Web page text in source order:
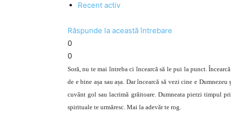
Recent activ
Răspunde la această întrebare
0
0
Soră, nu te mai întreba ci încearcă să le pui la punct.
de e bine așa sau așa. Dar încearcă să vezi cine e
cuvânt gol sau lacrimă grăitoare. Dumneata pierzi timpul
spirituale te urmăresc. Mai la adevăr te rog.